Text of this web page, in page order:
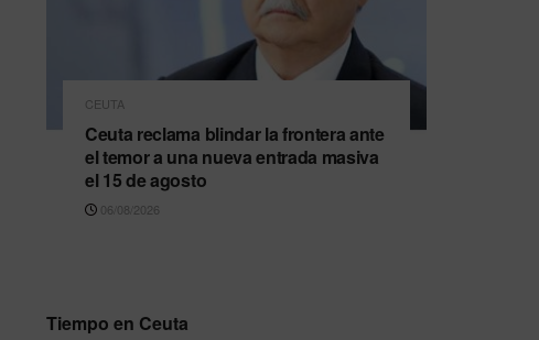
CEUTA
Ceuta reclama blindar la frontera ante
el temor a una nueva entrada masiva
el 15 de agosto
06/08/2026
Tiempo en Ceuta